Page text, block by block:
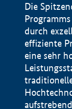
Die
durch
effiziente
eine sehr